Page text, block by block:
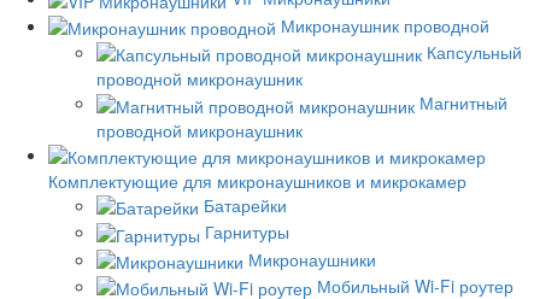
Микронаушник проводной
Капсульный
проводной микронаушник
Магнитный
проводной микронаушник
Комплектующие для микронаушников и микрокамер
Батарейки
Гарнитуры
Микронаушники
Мобильный Wi-Fi роутер